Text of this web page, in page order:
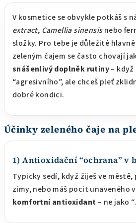
V kosmetice se obvykle potkáš s
extract, Camellia sinensisnebo
složky. Pro tebe je důležité
zeleným čajem se často chovají
snášenlivý doplněk rutiny–
“agresivního”, ale chceš pleť
dobré kondici.
Účinky zeleného čaje na
1) Antioxidační “ochrana” v
Typicky sedí, když žiješ ve
zimy, nebo máš pocit unaveného
komfortní antioxidant – ne jako